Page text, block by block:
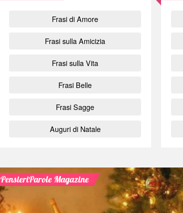
Frasi di Amore
Frasi sulla Amicizia
Frasi sulla Vita
Frasi Belle
Frasi Sagge
Auguri di Natale
PensieriParole Magazine